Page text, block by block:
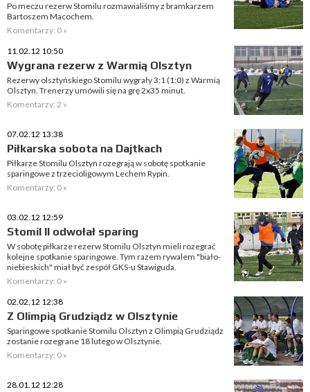
Po meczu rezerw Stomilu rozmawialiśmy z bramkarzem
Bartoszem Macochem.
Komentarzy: 0 »
11.02.12 10:50
Wygrana rezerw z Warmią Olsztyn
Rezerwy olsztyńskiego Stomilu wygrały 3:1 (1:0) z Warmią
Olsztyn. Trenerzy umówili się na grę 2x35 minut.
Komentarzy: 2 »
07.02.12 13:38
Piłkarska sobota na Dajtkach
Piłkarze Stomilu Olsztyn rozegrają w sobotę spotkanie
sparingowe z trzecioligowym Lechem Rypin.
Komentarzy: 0 »
03.02.12 12:59
Stomil II odwołał sparing
W sobotę piłkarze rezerw Stomilu Olsztyn mieli rozegrać
kolejne spotkanie sparingowe. Tym razem rywalem "biało-
niebieskich" miał być zespół GKS-u Stawiguda.
Komentarzy: 0 »
02.02.12 12:38
Z Olimpią Grudziądz w Olsztynie
Sparingowe spotkanie Stomilu Olsztyn z Olimpią Grudziądz
zostanie rozegrane 18 lutego w Olsztynie.
Komentarzy: 0 »
28.01.12 12:28